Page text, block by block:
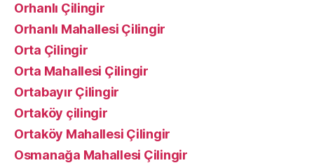
Orhanlı Çilingir
Orhanlı Mahallesi Çilingir
Orta Çilingir
Orta Mahallesi Çilingir
Ortabayır Çilingir
Ortaköy çilingir
Ortaköy Mahallesi Çilingir
Osmanağa Mahallesi Çilingir